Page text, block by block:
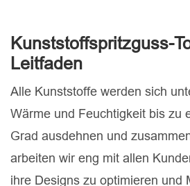
Kunststoffspritzguss-
Leitfaden
Alle Kunststoffe werden sich
Wärme und Feuchtigkeit bis zu
Grad ausdehnen und
arbeiten wir eng mit allen
ihre Designs zu optimieren und